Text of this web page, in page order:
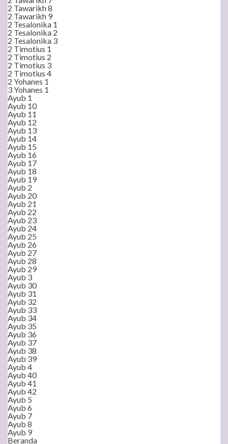
2 Tawarikh 8
2 Tawarikh 9
2 Tesalonika 1
2 Tesalonika 2
2 Tesalonika 3
2 Timotius 1
2 Timotius 2
2 Timotius 3
2 Timotius 4
2 Yohanes 1
3 Yohanes 1
Ayub 1
Ayub 10
Ayub 11
Ayub 12
Ayub 13
Ayub 14
Ayub 15
Ayub 16
Ayub 17
Ayub 18
Ayub 19
Ayub 2
Ayub 20
Ayub 21
Ayub 22
Ayub 23
Ayub 24
Ayub 25
Ayub 26
Ayub 27
Ayub 28
Ayub 29
Ayub 3
Ayub 30
Ayub 31
Ayub 32
Ayub 33
Ayub 34
Ayub 35
Ayub 36
Ayub 37
Ayub 38
Ayub 39
Ayub 4
Ayub 40
Ayub 41
Ayub 42
Ayub 5
Ayub 6
Ayub 7
Ayub 8
Ayub 9
Beranda